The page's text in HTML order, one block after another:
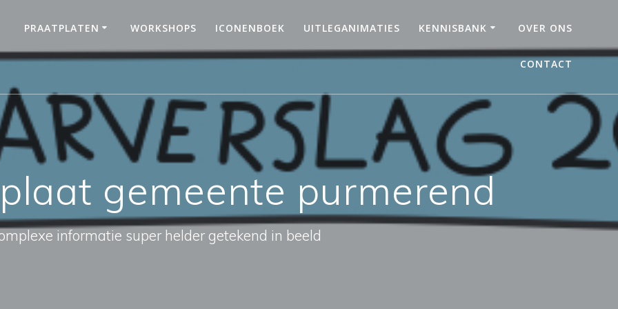
PRAATPLATEN WORKSHOPS ICONENBOEK UITLEGANIMATIES KENNISBANK OVER ONS
CONTACT
gemeente purmerend
informatie super helder getekend in beeld